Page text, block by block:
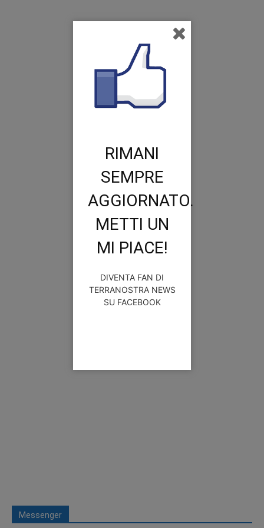
Messenger
RIMANI
SEMPRE
AGGIORNATO.
METTI UN
MI PIACE!
DIVENTA FAN DI
TERRANOSTRA NEWS
SU FACEBOOK